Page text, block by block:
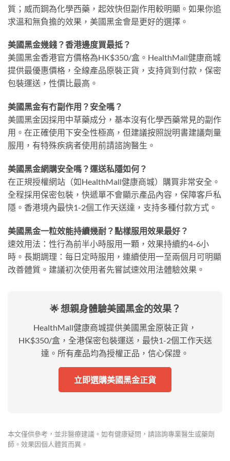
質；威而鋼為化學西藥，起效快但副作用較明顯。如果你追
求溫和無負擔的效果，美國黑金會是更好的選擇。
美國黑金幾錢？香港邊度買最抵？
美國黑金香港官方價格為HK$350/盒。HealthMall健康商城
提供最優惠價格，全線產品原裝正貨，支持貨到付款，保密
包裝運送，性價比最高。
美國黑金有冇副作用？安全嗎？
美國黑金因採用中草藥成分，基本沒有化學西藥常見的副作
用。在正確使用下安全性極高，但建議按照說明書建議劑量
服用，有特殊疾病者使用前請諮詢醫生。
美國黑金網購安全嗎？運送私隱如何？
在正規授權網站（如HealthMall健康商城）購買非常安全。
全程採用保密包裝，快遞單不會顯示產品內容，保障客戶私
隱。香港境內最快1-2個工作天送達，支持多種付款方式。
美國黑金一粒效能持續幾耐？點樣服用效果最好？
速效用法：性行為前半小時服用一顆，效果持續約4-6小
時。長期調理：每日定時服用，連續使用一至兩個月可明顯
改善體質。建議初次使用者先嘗試速效用法體驗效果。
🌟 想親身體驗美國黑金的效果？
HealthMall健康商城提供美國黑金原裝正貨，
HK$350/盒，全港保密包裝運送，最快1-2個工作天送
達。所有產品均為授權正品，信心保證。
立即選購美國黑金正貨
本文僅供參考，並非醫療建議。如有健康疑問，請諮詢專業醫生或藥劑
師。效果因個人體質而異。